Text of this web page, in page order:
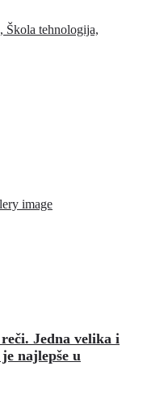
Škola tehnologija,
Jedna velika i
najlepše u